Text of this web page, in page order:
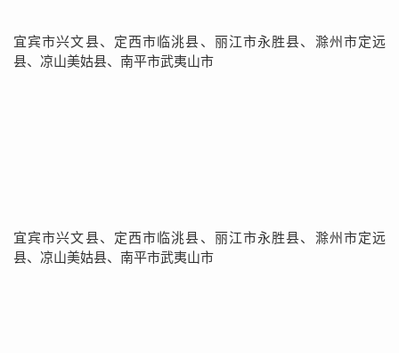
宜宾市兴文县、定西市临洮县、丽江市永胜县、滁州市定远
县、凉山美姑县、南平市武夷山市
宜宾市兴文县、定西市临洮县、丽江市永胜县、滁州市定远
县、凉山美姑县、南平市武夷山市